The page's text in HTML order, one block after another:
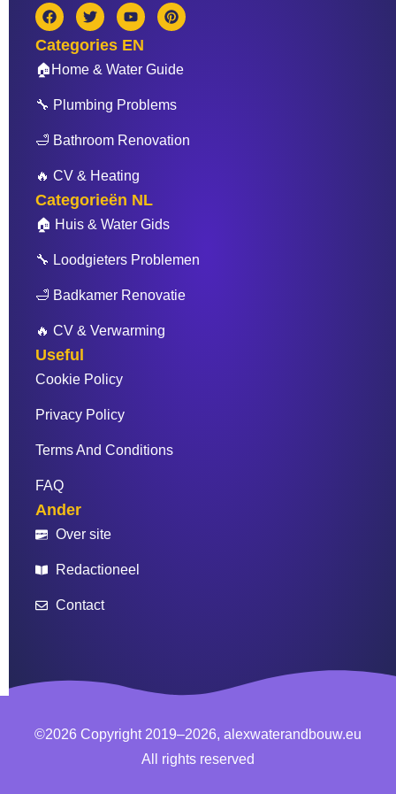
F
a
e
b
o
k
T
w
t
e
Y
o
u
t
u
b
P
i
e
r
s
Categories EN
🏠Home & Water Guide
🔧 Plumbing Problems
🛁 Bathroom Renovation
🔥 CV & Heating
Categorieën NL
🏠 Huis & Water Gids
🔧 Loodgieters Problemen
🛁 Badkamer Renovatie
🔥 CV & Verwarming
Useful
Cookie Policy
Privacy Policy
Terms And Conditions
FAQ
Ander
Over site
Redactioneel
Contact
©2026 Copyright 2019–2026, alexwaterandbouw.eu
All rights reserved